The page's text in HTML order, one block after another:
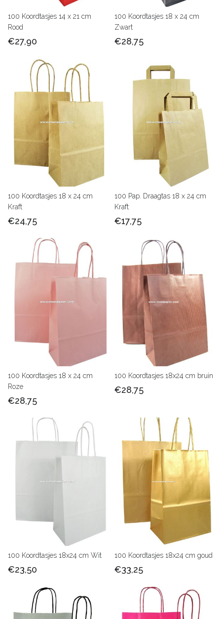
100 Koordtasjes 14 x 21 cm
Rood
€27,90
100 Koordtasjes 18 x 24 cm
Zwart
€28,75
100 Koordtasjes 18 x 24 cm
Kraft
€24,75
100 Pap. Draagtas 18 x 24 cm
Kraft
€17,75
100 Koordtasjes 18 x 24 cm
Roze
€28,75
100 Koordtasjes 18x24 cm bruin
€28,75
100 Koordtasjes 18x24 cm Wit
€23,50
100 Koordtasjes 18x24 cm goud
€33,25